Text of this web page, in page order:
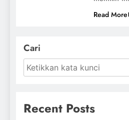
Read More
Cari
Recent Posts